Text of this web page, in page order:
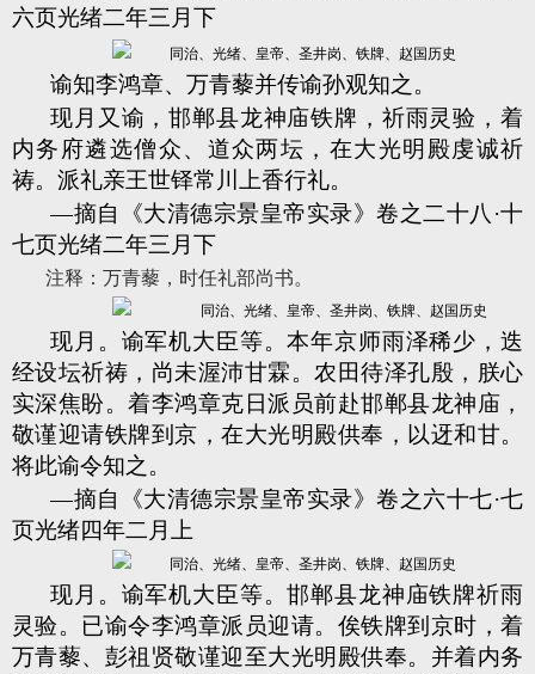
六页光绪二年三月下
谕知李鸿章、万青藜并传谕孙观知之。
现月又谕，邯郸县龙神庙铁牌，祈雨灵验，着
内务府遴选僧众、道众两坛，在大光明殿虔诚祈
祷。派礼亲王世铎常川上香行礼。
—摘自《大清德宗景皇帝实录》卷之二十八·十
七页光绪二年三月下
注释：万青藜 ，时任礼部尚书。
现月。谕军机大臣等。本年京师雨泽稀少，迭
经设坛祈祷，尚未渥沛甘霖。农田待泽孔殷，朕心
实深焦盼。着李鸿章克日派员前赴邯郸县龙神庙，
敬谨迎请铁牌到京，在大光明殿供奉，以迓和甘。
将此谕令知之。
—摘自《大清德宗景皇帝实录》卷之六十七·七
页光绪四年二月上
现月。谕军机大臣等。邯郸县龙神庙铁牌祈雨
灵验。已谕令李鸿章派员迎请。俟铁牌到京时，着
万青藜、彭祖贤敬谨迎至大光明殿供奉。并着内务